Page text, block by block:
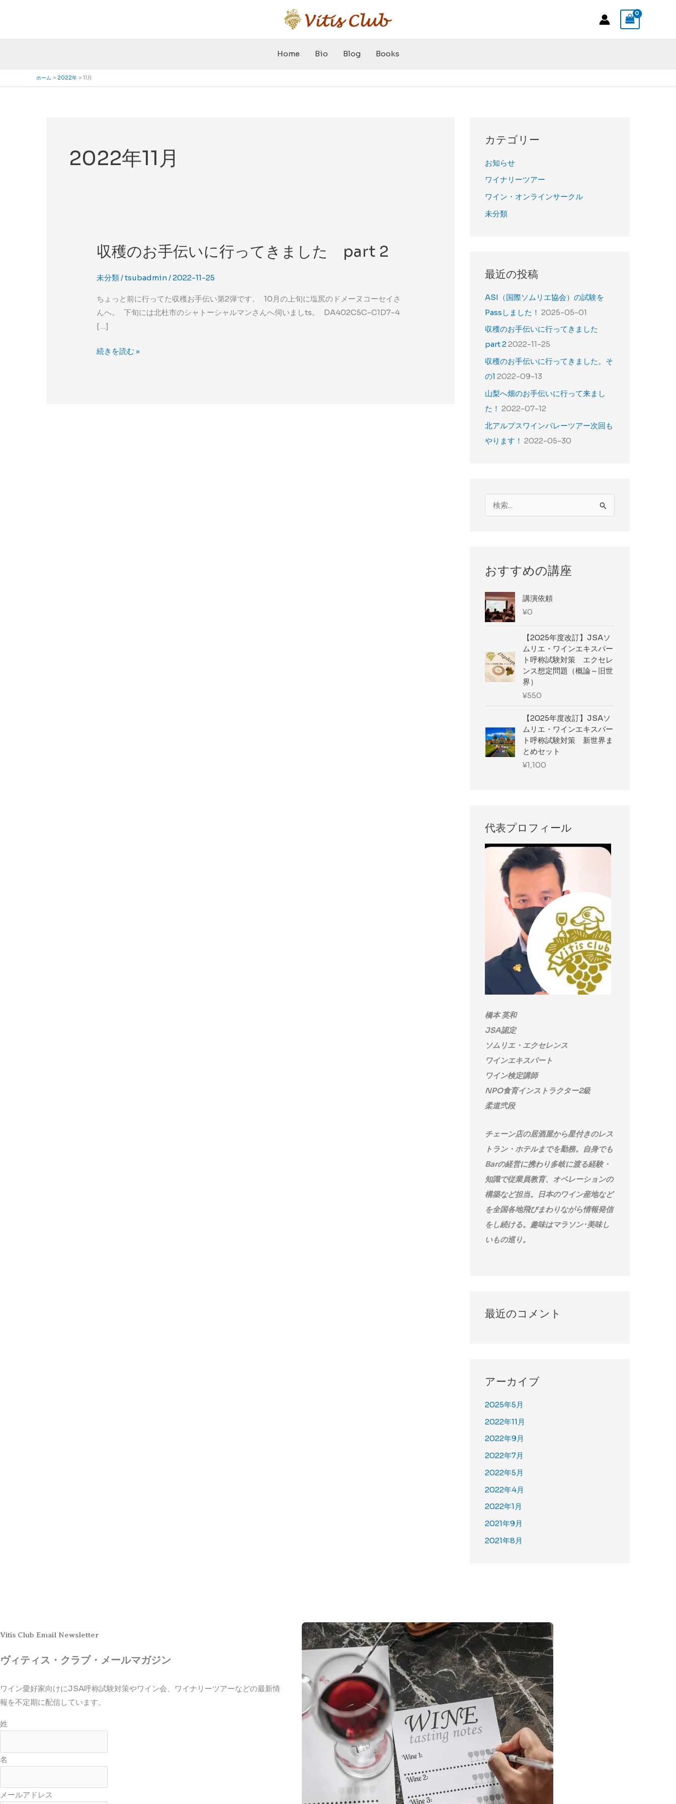
プ
Home Bio Blog Books
ホーム 2022年 11月
2022年11月
収穫のお手伝いに行ってきました part 2
未分類/tsubadmin/2022-11-25
ちょっと前に行ってた収穫お手伝い第2弾です。 10月の上旬に塩尻のドメーヌコーセイさ
んへ。 下旬には北杜市のシャトーシャルマンさんへ伺いましts。 DA402C5C-C1D7-4
[…]
収
穫
の
手
伝
い
行
続きを読む »
カテゴリー
お知らせ
ワイナリーツアー
ワイン・オンラインサークル
未分類
最近の投稿
ASI（国際ソムリエ協会）の試験を
Passしました！ 2025-05-01
収穫のお手伝いに行ってきました
part 22022-11-25
収穫のお手伝いに行ってきました。そ
の1 2022-09-13
山梨へ畑のお手伝いに行って来まし
た！ 2022-07-12
北アルプスワインバレーツアー次回も
やります！ 2022-05-30
おすすめの講座
講演依頼
¥0
【2025年度改訂】JSAソ
ムリエ・ワインエキスパー
ト呼称試験対策 エクセレ
ンス想定問題（概論～旧世
界）
¥550
【2025年度改訂】JSAソ
ムリエ・ワインエキスパー
ト呼称試験対策 新世界ま
とめセット
¥1,100
代表プロフィール
橋本 英和
JSA認定
ソムリエ・エクセレンス
ワインエキスパート
ワイン検定講師
NPO食育インストラクター2級
柔道弐段
チェーン店の居酒屋から星付きのレス
トラン・ホテルまでを勤務。自身でも
Barの経営に携わり多岐に渡る経験・
知識で従業員教育、オペレーションの
構築など担当。日本のワイン産地など
を全国各地飛びまわりながら情報発信
をし続ける。趣味はマラソン･美味し
いもの巡り。
最近のコメント
アーカイブ
2025年5月
2022年11月
2022年9月
2022年7月
2022年5月
2022年4月
2022年1月
2021年9月
2021年8月
Vitis Club Email Newsletter
ヴィティス・クラブ・メールマガジン
ワイン愛好家向けにJSA呼称試験対策やワイン会、ワイナリーツアーなどの最新情
報を不定期に配信しています。
姓
名
メールアドレス